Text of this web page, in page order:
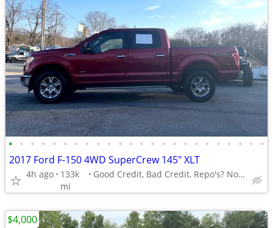
• • • • • • • • • • • • • • • • • • • • • • • •
2017 Ford F-150 4WD SuperCrew 145" XLT
4h ago
133k
mi
Good Credit, Bad Credit, Repo's? No Problem!
$4,000